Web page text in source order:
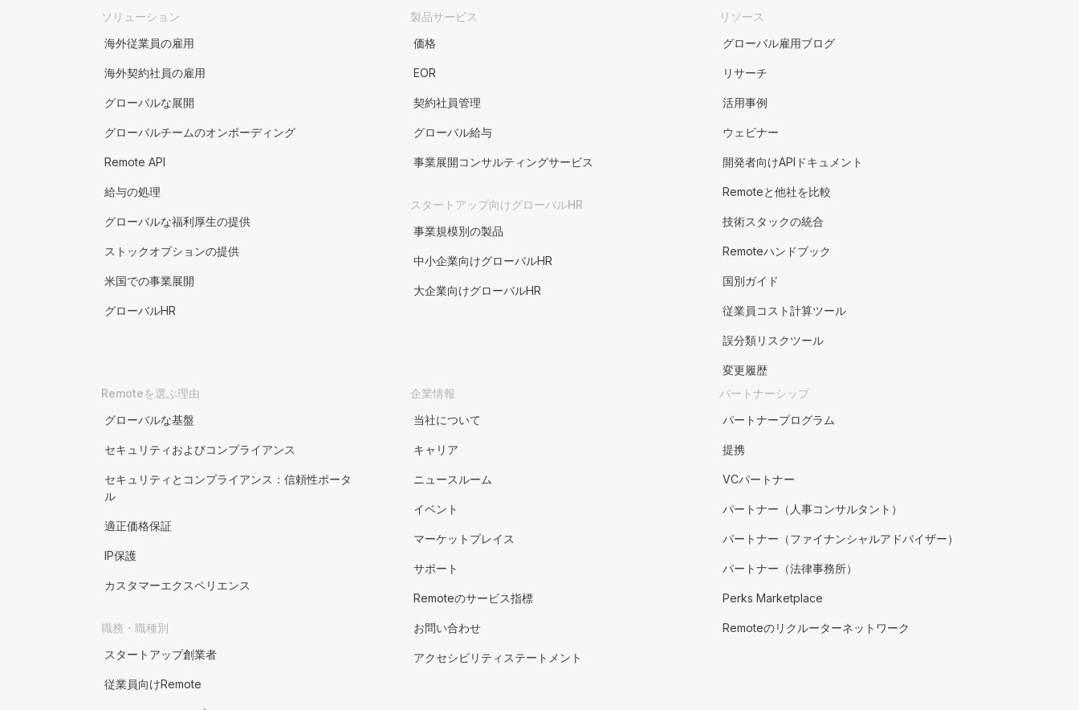
ソリューション
海外従業員の雇用
海外契約社員の雇用
グローバルな展開
グローバルチームのオンボーディング
Remote API
給与の処理
グローバルな福利厚生の提供
ストックオプションの提供
米国での事業展開
グローバルHR
製品サービス
価格
EOR
契約社員管理
グローバル給与
事業展開コンサルティングサービス
スタートアップ向けグローバルHR
事業規模別の製品
中小企業向けグローバルHR
大企業向けグローバルHR
リソース
グローバル雇用ブログ
リサーチ
活用事例
ウェビナー
開発者向けAPIドキュメント
Remoteと他社を比較
技術スタックの統合
Remoteハンドブック
国別ガイド
従業員コスト計算ツール
誤分類リスクツール
変更履歴
Remoteを選ぶ理由
グローバルな基盤
セキュリティおよびコンプライアンス
セキュリティとコンプライアンス：信頼性ポータ
ル
適正価格保証
IP保護
カスタマーエクスペリエンス
職務・職種別
スタートアップ創業者
従業員向けRemote
企業情報
当社について
キャリア
ニュースルーム
イベント
マーケットプレイス
サポート
Remoteのサービス指標
お問い合わせ
アクセシビリティステートメント
パートナーシップ
パートナープログラム
提携
VCパートナー
パートナー（人事コンサルタント）
パートナー（ファイナンシャルアドバイザー）
パートナー（法律事務所）
Perks Marketplace
Remoteのリクルーターネットワーク